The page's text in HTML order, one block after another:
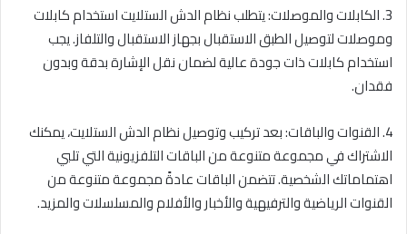
3. الكابلات والموصلات: يتطلب نظام الدش الستلايت استخدام كابلات
وموصلات لتوصيل الطبق الاستقبال بجهاز الاستقبال والتلفاز. يجب
استخدام كابلات ذات جودة عالية لضمان نقل الإشارة بدقة وبدون
فقدان.
4. القنوات والباقات: بعد تركيب وتوصيل نظام الدش الستلايت، يمكنك
الاشتراك في مجموعة متنوعة من الباقات التلفزيونية التي تلبي
اهتماماتك الشخصية. تتضمن الباقات عادةً مجموعة متنوعة من
القنوات الرياضية والترفيهية والأخبار والأفلام والمسلسلات والمزيد.